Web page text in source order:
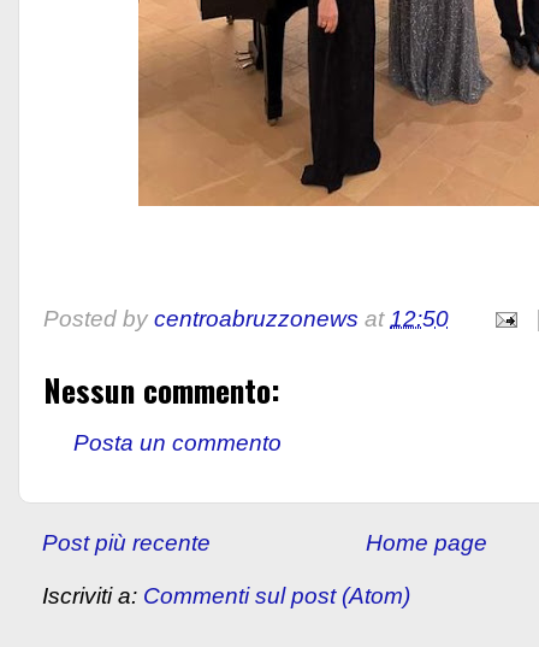
Posted by centroabruzzonews at12:50
Nessun commento:
Posta un commento
Post più recente Home page
Iscriviti a: Commenti sul post (Atom)